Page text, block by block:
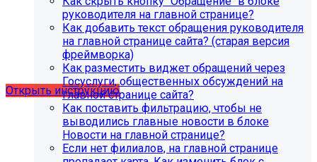
Для готовых решений, использующих модуль SIMAI-
SF4: Сведения об образовательной организации
(simai.sveden)
выпущено обновление 1.14.11, согласно которому в
разделе "Педагогический состав"
можно разместить документ и скрыть таблицы.
Открыть инструкцию
руководителя на главной странице?
Как добавить текст обращения руководителя
на главной странице сайта? (старая версия
фреймворка)
Как разместить виджет обращений через
Госуслуги, общественных обсуждений на
главной странице сайта?
Как поставить фильтрацию, чтобы не
выводились главные новости в блоке
Новости на главной странице?
Если нет филиалов, на главной странице